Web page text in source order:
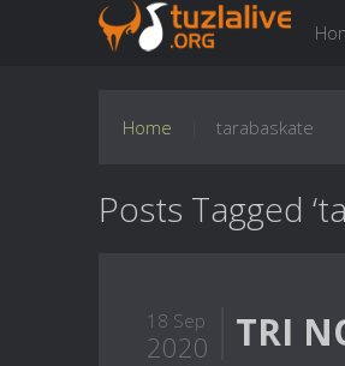
Home tarabaskate
Posts Tagged
18 Sep
2020
TRI